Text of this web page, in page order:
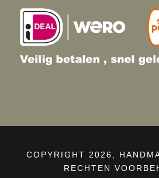
COPYRIGHT 2026,
RECHTEN